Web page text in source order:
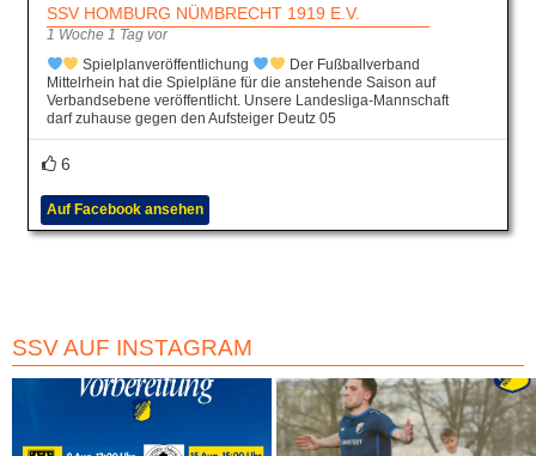
SSV HOMBURG NÜMBRECHT 1919 E.V.
1 Woche 1 Tag vor
Spielplanveröffentlichung
Der Fußballverband
Mittelrhein hat die Spielpläne für die anstehende Saison auf
Verbandsebene veröffentlicht. Unsere Landesliga-Mannschaft
darf zuhause gegen den Aufsteiger Deutz 05
6
Auf Facebook ansehen
SSV AUF INSTAGRAM